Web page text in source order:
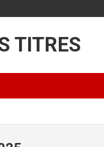
TITRES